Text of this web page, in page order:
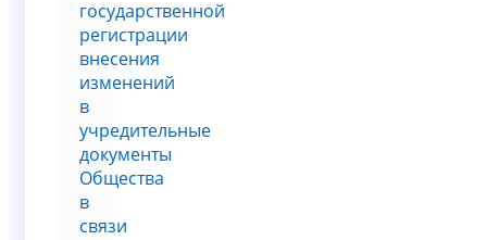
государственной
регистрации
внесения
изменений
в
учредительные
документы
Общества
в
связи